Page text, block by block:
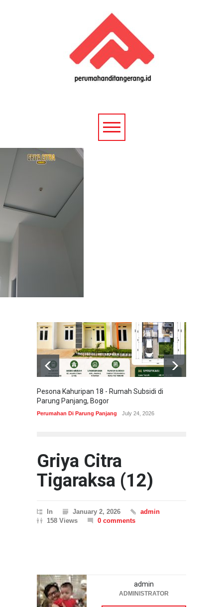
Pesona Kahuripan 18 - Rumah Subsidi di
Parung Panjang, Bogor
Perumahan Di Parung Panjang July 24, 2026
Griya Citra
Tigaraksa (12)
In January 2, 2026
admin
158 Views
0 comments
admin
ADMINISTRATOR